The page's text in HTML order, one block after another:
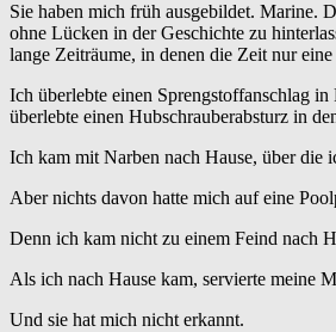
Sie haben mich früh ausgebildet. Marine.
ohne Lücken in der Geschichte zu
lange Zeiträume, in denen die Zeit nur
Ich überlebte einen Sprengstoffanschlag
überlebte einen Hubschrauberabsturz in
Ich kam mit Narben nach Hause, über die
Aber nichts davon hatte mich auf eine
Denn ich kam nicht zu einem Feind nach
Als ich nach Hause kam, servierte meine
Und sie hat mich nicht erkannt.